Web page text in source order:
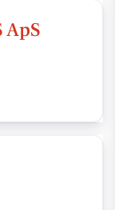
ApS